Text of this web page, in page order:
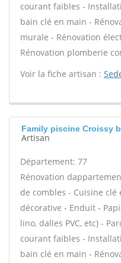
courant faibles -
bain clé en main -
murale - Rénovation
Rénovation plomberie
Voir la fiche artisan :
Family piscine Croissy
Artisan
Département: 77
Rénovation
de combles - Cuisine
décorative - Enduit -
lino, dalles PVC, etc) -
courant faibles -
bain clé en main -